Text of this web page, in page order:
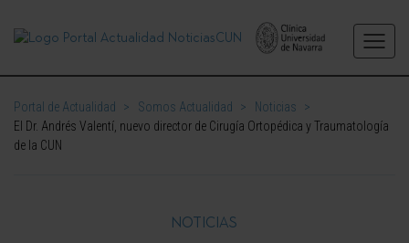
Portal de Actualidad > Somos Actualidad > Noticias
>
El Dr. Andrés Valentí, nuevo director de Cirugía Ortopédica y Traumatología
de la CUN
NOTICIAS